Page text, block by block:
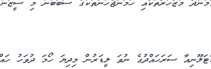
މުޒާހަރާތަކާއި ހަމަނުޖެހުންތަކުގެ ސަބަބުން މި
ސަރަހައްދުގެ ނުވަ ލީޑަރުން މިދިޔަ ހޯމަ ދުވަހު